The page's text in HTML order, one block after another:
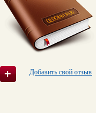
Добавить свой отзыв